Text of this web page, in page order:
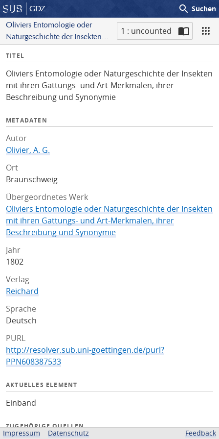
GDZ search Suchen
Oliviers Entomologie oder
Naturgeschichte der Insekten
Merkmalen, ihrer Beschreibung
und Synonymie
1 : uncounted
I
f
o
TITEL
Oliviers Entomologie oder Naturgeschichte der Insekten
mit ihren Gattungs- und Art-Merkmalen, ihrer
Beschreibung und Synonymie
METADATEN
Autor
Olivier, A. G.
Ort
Braunschweig
Übergeordnetes Werk
Oliviers Entomologie oder Naturgeschichte der Insekten
mit ihren Gattungs- und Art-Merkmalen, ihrer
Beschreibung und Synonymie
Jahr
1802
Verlag
Reichard
Sprache
Deutsch
PURL
http://resolver.sub.uni-goettingen.de/purl?
PPN608387533
AKTUELLES ELEMENT
Einband
ZUGEHÖRIGE QUELLEN
Impressum Datenschutz Feedback